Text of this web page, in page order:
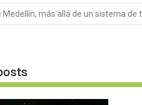
Medellín, más allá de un sistema de